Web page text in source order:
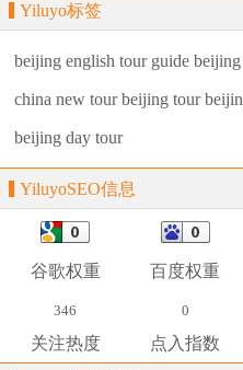
Yiluyo标签
beijing english tour guide
china new tour beijing tour
beijing day tour
YiluyoSEO信息
谷歌权重 百度权重
346
关注热度
0
点入指数